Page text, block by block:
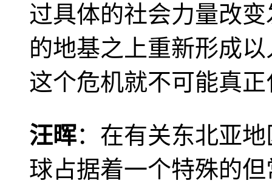
过具体的社会力量改
的地基之上重新形成
这个危机就不可能真
汪晖：在有关东北亚
球占据着一个特殊的